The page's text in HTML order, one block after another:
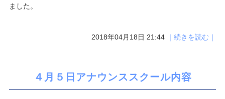
ました。
2018年04月18日 21:44 ｜続きを読む｜
４月５日アナウンススクール内容